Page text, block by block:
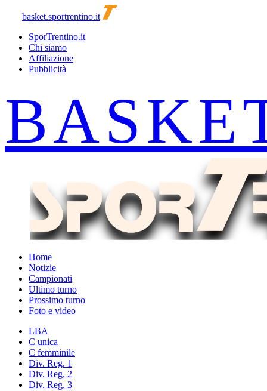
basket.sportrentino.it
SporTrentino.it
Chi siamo
Affiliazione
Pubblicità
Home
Notizie
Campionati
Ultimo turno
Prossimo turno
Foto e video
LBA
C unica
C femminile
Div. Reg. 1
Div. Reg. 2
Div. Reg. 3